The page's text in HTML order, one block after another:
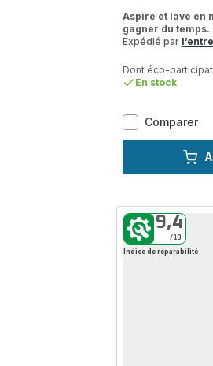
ComparerX-
150
Aspire et lave en
gagner du
Expédié par
Dont éco-
En stock
9,4
/10
Indice de réparabilité